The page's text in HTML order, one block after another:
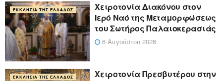
ΕΚΚΛΗΣΊΑ ΤΗΣ ΕΛΛΆΔΟΣ
Χειροτονία Διακόνου στον
Ιερό Ναό της Μεταμορφώσεως
του Σωτήρος Παλαιοκερασιάς
6 Αυγούστου 2026
ΕΚΚΛΗΣΊΑ ΤΗΣ ΕΛΛΆΔΟΣ
Xειροτονία Πρεσβυτέρου στην